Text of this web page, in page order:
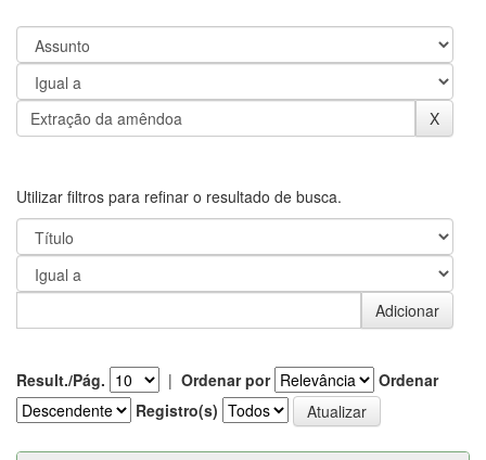
Utilizar filtros para refinar o resultado de busca.
Result./Pág. | Ordenar por
Ordenar
Registro(s)